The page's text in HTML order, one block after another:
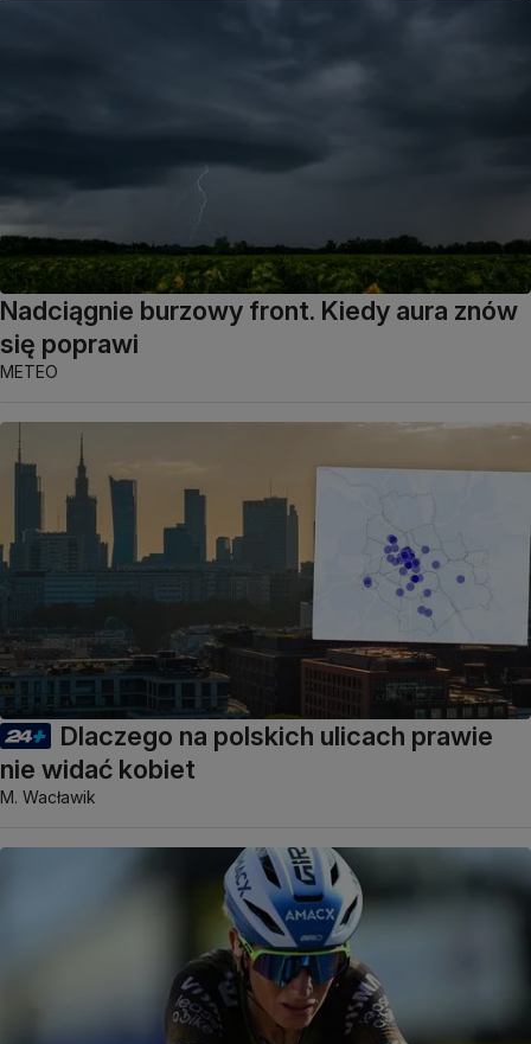
Nadciągnie burzowy front. Kiedy aura znów
się poprawi
METEO
Dlaczego na polskich ulicach prawie
nie widać kobiet
M. Wacławik